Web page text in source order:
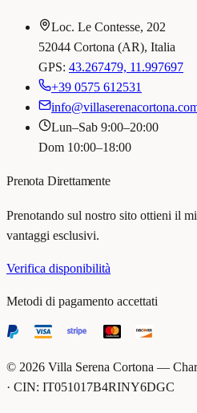
Loc. Le Contesse, 202
52044 Cortona (AR), Italia
GPS: 43.267479, 11.997697
+39 0575 612531
Lun–Sab 9:00–20:00
Dom 10:00–18:00
Prenota Direttamente
Prenotando sul nostro sito ottieni il
vantaggi esclusivi.
Verifica disponibilità
Metodi di pagamento accettati
© 2026 Villa Serena Cortona —
· CIN: IT051017B4RINY6DGC